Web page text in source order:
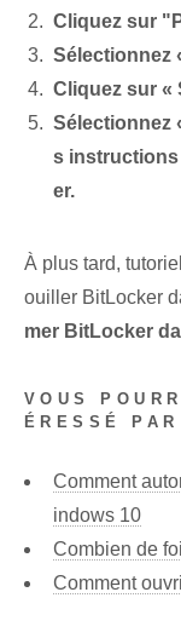
Cliquez sur
Sélectionnez
Cliquez sur «
Sélectionnez
s
er.
À plus tard,
ouiller BitLocker
mer BitLocker
VOUS
ÉRESSÉ
Comment
indows 10
Combien de
Comment